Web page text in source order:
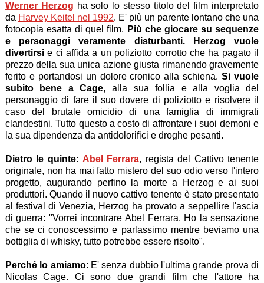
Werner Herzog ha solo lo stesso titolo del film interpretato
da Harvey Keitel nel 1992. E' più un parente lontano che una
fotocopia esatta di quel film. Più che giocare su sequenze
e personaggi veramente disturbanti. Herzog vuole
divertirsie ci affida a un poliziotto corrotto che ha pagato il
prezzo della sua unica azione giusta rimanendo gravemente
ferito e portandosi un dolore cronico alla schiena.Si vuole
subito bene a Cage, alla sua follia e alla voglia del
personaggio di fare il suo dovere di poliziotto e risolvere il
caso del brutale omicidio di una famiglia di immigrati
clandestini. Tutto questo a costo di affrontare i suoi demoni e
la sua dipendenza da antidolorifici e droghe pesanti.
Dietro le quinte: Abel Ferrara, regista del Cattivo tenente
originale, non ha mai fatto mistero del suo odio verso l'intero
progetto, augurando perfino la morte a Herzog e ai suoi
produttori. Quando il nuovo cattivo tenente è stato presentato
al festival di Venezia, Herzog ha provato a seppellire l'ascia
di guerra: "Vorrei incontrare Abel Ferrara. Ho la sensazione
che se ci conoscessimo e parlassimo mentre beviamo una
bottiglia di whisky, tutto potrebbe essere risolto".
Perché lo amiamo: E' senza dubbio l'ultima grande prova di
Nicolas Cage. Ci sono due grandi film che l'attore ha